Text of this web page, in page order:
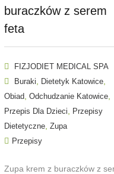
buraczków z serem
feta
FIZJODIET MEDICAL SPA
Buraki
Dietetyk Katowice
Obiad Odchudzanie Katowice
Przepis Dla Dzieci
Przepisy
Dietetyczne Zupa
Przepisy
Zupa krem z buraczków z